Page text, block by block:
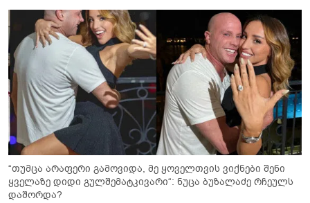
“თუმცა არაფერი გამოვიდა, მე ყოველთვის ვიქნები შენი
ყველაზე დიდი გულშემატკივარი“: ნუცა ბუზალაძე რჩეულს
დაშორდა?